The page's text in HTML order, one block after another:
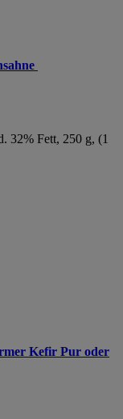
32% Fett, 250 g, (1
Kefir Pur oder